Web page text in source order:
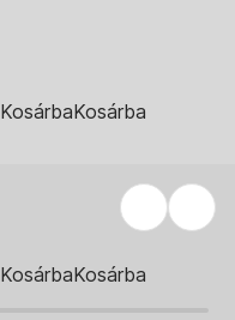
KosárbaKosárba
KosárbaKosárba